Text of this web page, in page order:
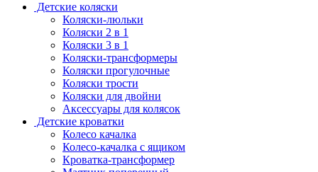
Детские коляски
Коляски-люльки
Коляски 2 в 1
Коляски 3 в 1
Коляски-трансформеры
Коляски прогулочные
Коляски трости
Коляски для двойни
Аксессуары для колясок
Детские кроватки
Колесо качалка
Колесо-качалка с ящиком
Кроватка-трансформер